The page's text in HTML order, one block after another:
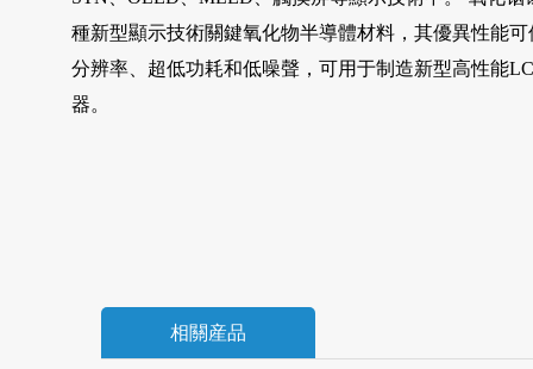
種新型顯示技術關鍵氧化物半導體材料，其優異性能
分辨率、超低功耗和低噪聲，可用于制造新型高性能
器。
相關産品